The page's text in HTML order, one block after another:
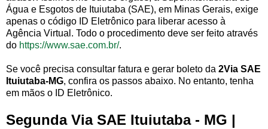
Água e Esgotos de Ituiutaba (SAE), em Minas Gerais, exige
apenas o código ID Eletrônico para liberar acesso à
Agência Virtual. Todo o procedimento deve ser feito através
do https://www.sae.com.br/.
Se você precisa consultar fatura e gerar boleto da 2Via SAE
Ituiutaba-MG, confira os passos abaixo. No entanto, tenha
em mãos o ID Eletrônico.
Segunda Via SAE Ituiutaba - MG |